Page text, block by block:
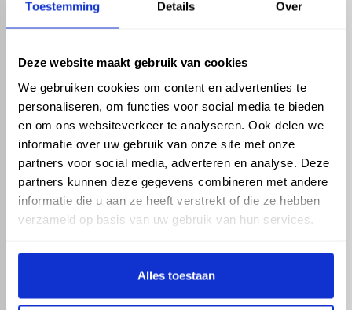
Toestemming Details Over
Deze website maakt gebruik van cookies
We gebruiken cookies om content en advertenties te
personaliseren, om functies voor social media te bieden
en om ons websiteverkeer te analyseren. Ook delen we
informatie over uw gebruik van onze site met onze
partners voor social media, adverteren en analyse. Deze
partners kunnen deze gegevens combineren met andere
informatie die u aan ze heeft verstrekt of die ze hebben
verzameld op basis van uw gebruik van hun services.
Alles toestaan
ASSORTIMENT
Hemelwaterafvoer
Drukleiding
Beregening
Dak en gevel
KENNIS EN HULP
Klantenservice
Kennisbank
phone_enabled +31 416 75 02 55
mail info@vosproducts.nl
check_circleDé bouwmarkt van Altena
check_circle Direct uit grote voorraad geleverd met eigen transport
check_circleLevering in NL en BE